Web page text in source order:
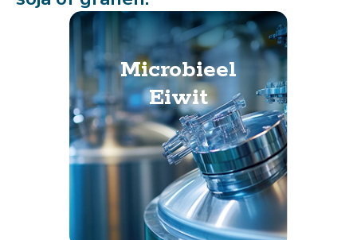
Microbieel
Eiwit